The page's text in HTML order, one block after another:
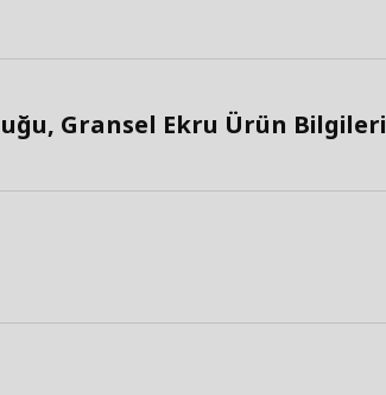
Gransel Ekru Ürün Bilgileri